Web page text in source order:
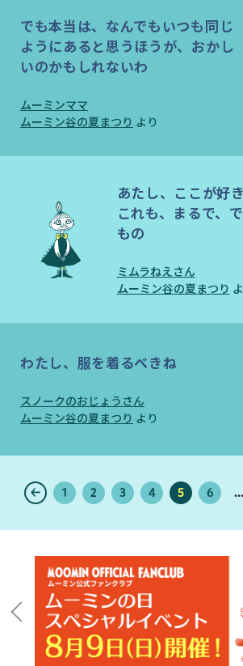
でも本当は、なんでもいつも同じ
ようにあると思うほうが、おかし
いのかもしれないわ
ムーミンママ
ムーミン谷の夏まつり より
あたし、ここが好
これも、まるで、
もの
ミムラねえさん
ムーミン谷の夏まつり
わたし、服を着るべきね
スノークのおじょうさん
ムーミン谷の夏まつり より
1 2 3 4 5 6 ...